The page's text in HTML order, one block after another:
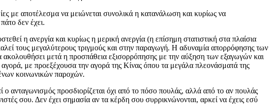
με αποτέλεσμα να μειώνεται συνολικά η κατανάλωση και κυρίως να
δεν έχει.
η ανεργία και κυρίως η μερική ανεργία (η επίσημη στατιστική στα πλαίσια
τους μεγαλύτερους τριγμούς και στην παραγωγή. Η αδυναμία απορρόφησης των
μετά η προσπάθεια εξισορρόπησης με την αύξηση των εξαγωγών και
με προεξέχουσα την αγορά της Κίνας όπου τα μεγάλα πλεονάσματά της
κοινωνικών παροχών.
ανταγωνισμός προσδιορίζεται όχι από το πόσο πουλάς, αλλά από το αν πουλάς
σου. Δεν έχει σημασία αν τα κέρδη σου συρρικνώνονται, αρκεί να έχεις εσύ